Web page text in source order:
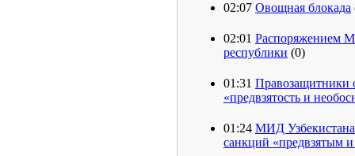
02:07 Овощная блокада
02:01 Распоряжением
республики (0)
01:31 Правозащитники
«предвзятость и
01:24 МИД
санкций «предвзятым